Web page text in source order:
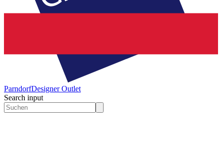
ParndorfDesigner Outlet
Search input